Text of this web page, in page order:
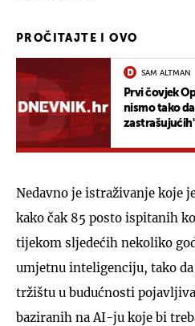
PROČITAJTE I OVO
SAM ALTMAN
Prvi čovjek
nismo tako
Nedavno je istraživanje koje
kako čak 85 posto ispitanih
tijekom sljedećih nekoliko
umjetnu inteligenciju, tako da
tržištu u budućnosti
baziranih na AI-ju koje bi